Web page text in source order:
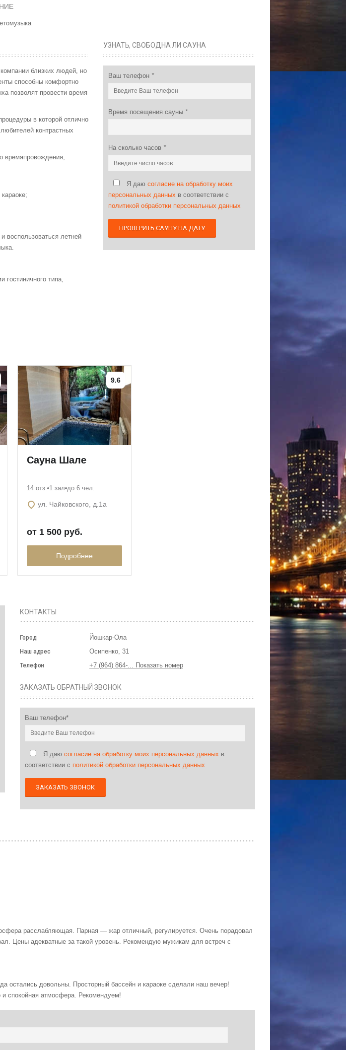
близких людей, но
способны комфортно
позволят провести время
в которой отлично
контрастных
воспользоваться летней
типа,
УЗНАТЬ, СВОБОДНА ЛИ САУНА
Ваш телефон *
Время посещения сауны *
На сколько часов *
Я даю согласие на обработку моих
персональных данных в соответствии с
политикой обработки персональных данных
ПРОВЕРИТЬ САУНУ НА ДАТУ
9.6
Сауна Шале
14 отз. 1 зал до 6 чел.
ул. Чайковского, д.1а
от 1 500 руб.
Подробнее
КОНТАКТЫ
Город Йошкар-Ола
Наш адрес Осипенко, 31
Телефон +7 (964) 864-... Показать номер
ЗАКАЗАТЬ ОБРАТНЫЙ ЗВОНОК
Ваш телефон*
Я даю согласие на обработку моих персональных данных в
соответствии с политикой обработки персональных данных
ЗАКАЗАТЬ ЗВОНОК
расслабляющая. Парная — жар отличный, регулируется. Очень порадовал
Цены адекватные за такой уровень. Рекомендую мужикам для встреч с
остались довольны. Просторный бассейн и караоке сделали наш вечер!
спокойная атмосфера. Рекомендуем!
невероятные. Обязательно вернусь снова.